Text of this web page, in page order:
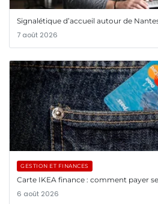
Signalétique d’accueil autour de
7 août 2026
GESTION ET FINANCES
Carte IKEA finance : comment payer
6 août 2026